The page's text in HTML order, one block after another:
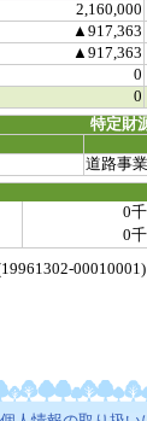
2,160,000
▲917,363
▲917,363
0
0
特定財
道路事
0
0
00010001)